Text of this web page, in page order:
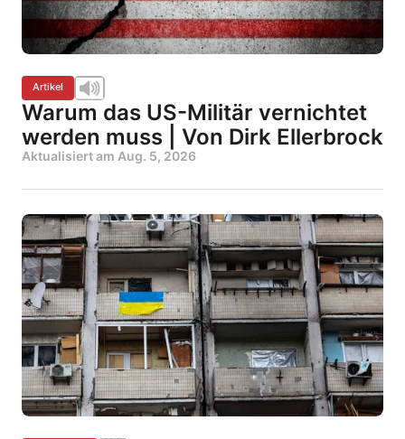
Artikel
Warum das US-Militär vernichtet
werden muss | Von Dirk Ellerbrock
Aktualisiert am Aug. 5, 2026